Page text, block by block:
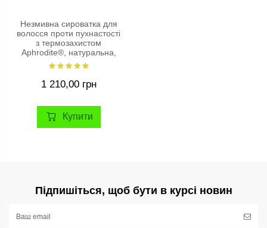
Незмивна сироватка для
волосся проти пухнастості
з термозахистом
Aphrodite®, натуральна,
100 мл
1 210,00 грн
Купити
Підпишіться, щоб бути в курсі новин